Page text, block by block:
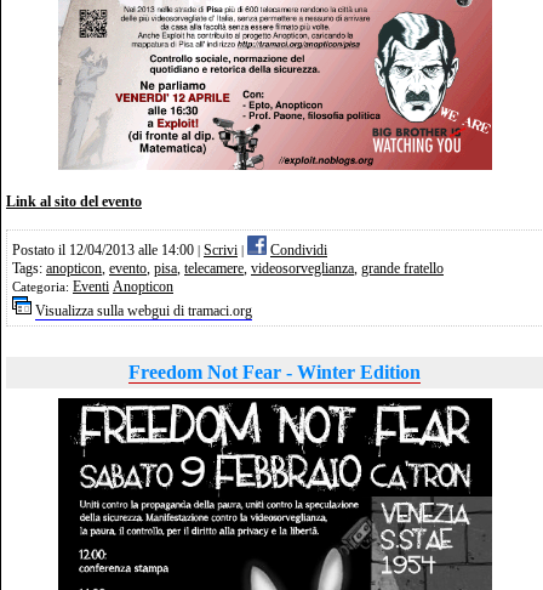
Link al sito del evento
Postato il 12/04/2013 alle 14:00 Scrivi
Condividi
Tags: anopticon evento pisa telecamere videosorveglianza grande fratello
Categoria: Eventi Anopticon
Visualizza sulla webgui di tramaci.org
Freedom Not Fear - Winter Edition